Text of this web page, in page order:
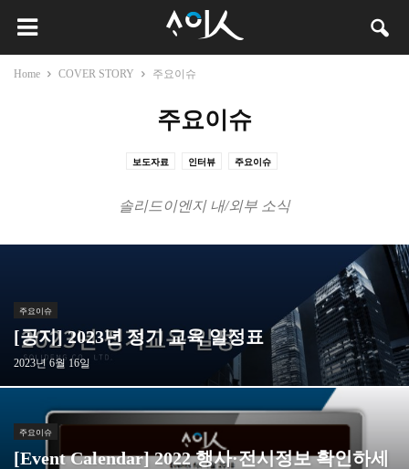
Home COVER STORY 주요이슈
주요이슈
보도자료 인터뷰 주요이슈
솔리드이엔지 내/외부 소식
주요이슈
[공지] 2023년 정기 교육 일정표
2023년 6월 16일
주요이슈
[Event Calendar] 2022 행사·전시정보 확인하세